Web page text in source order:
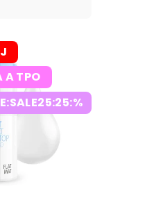
A TPO